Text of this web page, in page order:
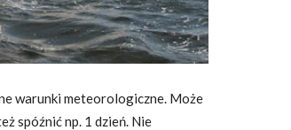
warunki meteorologiczne. Może
spóźnić np. 1 dzień. Nie